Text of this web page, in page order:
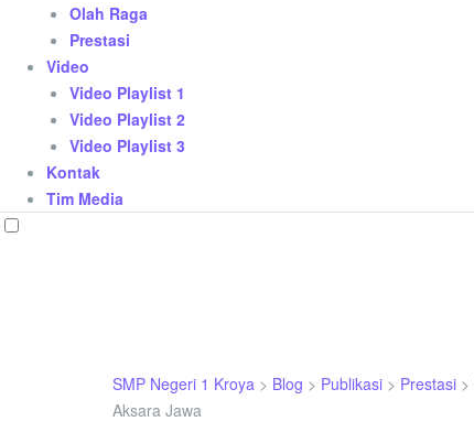
Olah Raga
Prestasi
Video
Video Playlist 1
Video Playlist 2
Video Playlist 3
Kontak
Tim Media
SMP Negeri 1 Kroya > Blog > Publikasi > Prestasi >
Aksara Jawa